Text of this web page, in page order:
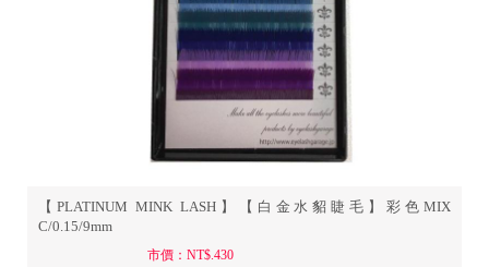
【PLATINUM MINK LASH】【白金水貂睫毛】彩色MIX
C/0.15/9mm
市價：NT$.430